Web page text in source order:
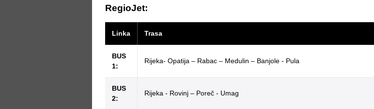
RegioJet:
Linka Trasa
BUS
1:
Rijeka- Opatija – Rabac – Medulin – Banjole - Pula
BUS
2:
Rijeka - Rovinj – Poreč - Umag